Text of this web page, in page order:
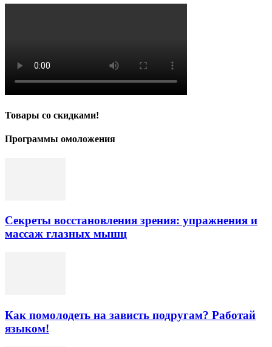
Товары со скидками!
Программы омоложения
Секреты восстановления зрения: упражнения и
массаж глазных мышц
Как помолодеть на зависть подругам? Работай
языком!